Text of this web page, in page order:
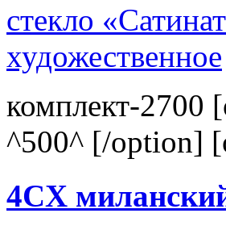
комплект-2700
^500^ [/option]
4CХ